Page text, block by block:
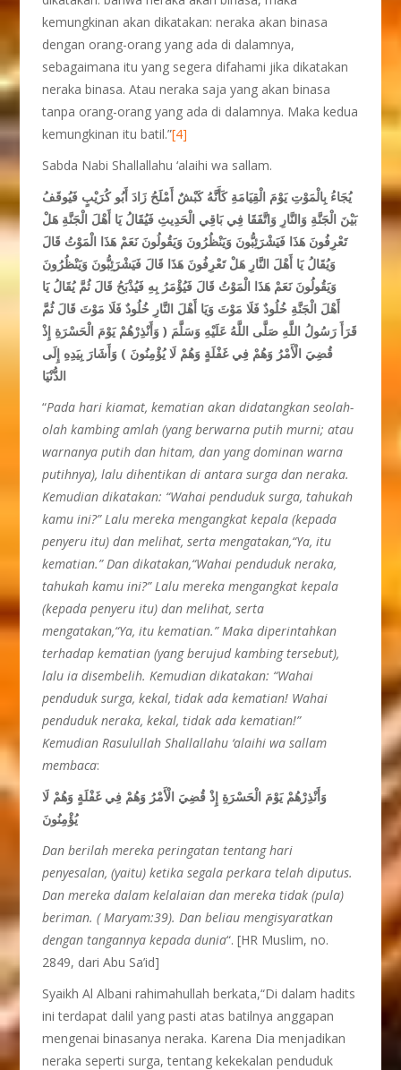
kemungkinan akan dikatakan: neraka akan binasa
dengan orang-orang yang ada di dalamnya,
sebagaimana itu yang segera difahami jika dikatakan
neraka binasa. Atau neraka saja yang akan binasa
tanpa orang-orang yang ada di dalamnya. Maka kedua
kemungkinan itu batil.”[4]
Sabda Nabi Shallallahu ‘alaihi wa sallam.
يُجَاءُ بِالْمَوْتِ يَوْمَ الْقِيَامَةِ كَأَنَّهُ كَبْشٌ أَمْلَحُ زَادَ أَبُو كُرَيْبٍ فَيُوقَفُ
بَيْنَ الْجَنَّةِ وَالنَّارِ وَاتَّفَقَا فِي بَاقِي الْحَدِيثِ فَيُقَالُ يَا أَهْلَ الْجَنَّةِ هَلْ
تَعْرِفُونَ هَذَا فَيَشْرَئِبُّونَ وَيَنْظُرُونَ وَيَقُولُونَ نَعَمْ هَذَا الْمَوْتُ قَالَ
وَيُقَالُ يَا أَهْلَ النَّارِ هَلْ تَعْرِفُونَ هَذَا قَالَ فَيَشْرَئِبُّونَ وَيَنْظُرُونَ
وَيَقُولُونَ نَعَمْ هَذَا الْمَوْتُ قَالَ فَيُؤْمَرُ بِهِ فَيُذْبَحُ قَالَ ثُمَّ يُقَالُ يَا
أَهْلَ الْجَنَّةِ خُلُودٌ فَلَا مَوْتَ وَيَا أَهْلَ النَّارِ خُلُودٌ فَلَا مَوْتَ قَالَ ثُمَّ
قَرَأَ رَسُولُ اللَّهِ صَلَّى اللَّهُ عَلَيْهِ وَسَلَّمَ ( وَأَنْذِرْهُمْ يَوْمَ الْحَسْرَةِ إِذْ
قُضِيَ الْأَمْرُ وَهُمْ فِي غَفْلَةٍ وَهُمْ لَا يُؤْمِنُونَ ) وَأَشَارَ بِيَدِهِ إِلَى
الدُّنْيَا
“Pada hari kiamat, kematian akan didatangkan seolah-
olah kambing amlah (yang berwarna putih murni; atau
warnanya putih dan hitam, dan yang dominan warna
putihnya), lalu dihentikan di antara surga dan neraka.
Kemudian dikatakan: “Wahai penduduk surga, tahukah
kamu ini?” Lalu mereka mengangkat kepala (kepada
penyeru itu) dan melihat, serta mengatakan,“Ya, itu
kematian.” Dan dikatakan,“Wahai penduduk neraka,
tahukah kamu ini?” Lalu mereka mengangkat kepala
(kepada penyeru itu) dan melihat, serta
mengatakan,“Ya, itu kematian.” Maka diperintahkan
terhadap kematian (yang berujud kambing tersebut),
lalu ia disembelih. Kemudian dikatakan: “Wahai
penduduk surga, kekal, tidak ada kematian! Wahai
penduduk neraka, kekal, tidak ada kematian!”
Kemudian Rasulullah Shallallahu ‘alaihi wa sallam
membaca:
وَأَنْذِرْهُمْ يَوْمَ الْحَسْرَةِ إِذْ قُضِيَ الْأَمْرُ وَهُمْ فِي غَفْلَةٍ وَهُمْ لَا
يُؤْمِنُونَ
Dan berilah mereka peringatan tentang hari
penyesalan, (yaitu) ketika segala perkara telah diputus.
Dan mereka dalam kelalaian dan mereka tidak (pula)
beriman. ( Maryam:39). Dan beliau mengisyaratkan
dengan tangannya kepada dunia“. [HR Muslim, no.
2849, dari Abu Sa’id]
Syaikh Al Albani rahimahullah berkata,“Di dalam hadits
ini terdapat dalil yang pasti atas batilnya anggapan
mengenai binasanya neraka. Karena Dia menjadikan
neraka seperti surga, tentang kekekalan penduduk